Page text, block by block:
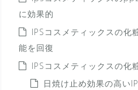
に効果的
IPSコスメティックスの化
能を回復
IPSコスメティックスの化
日焼け止め効果の高い